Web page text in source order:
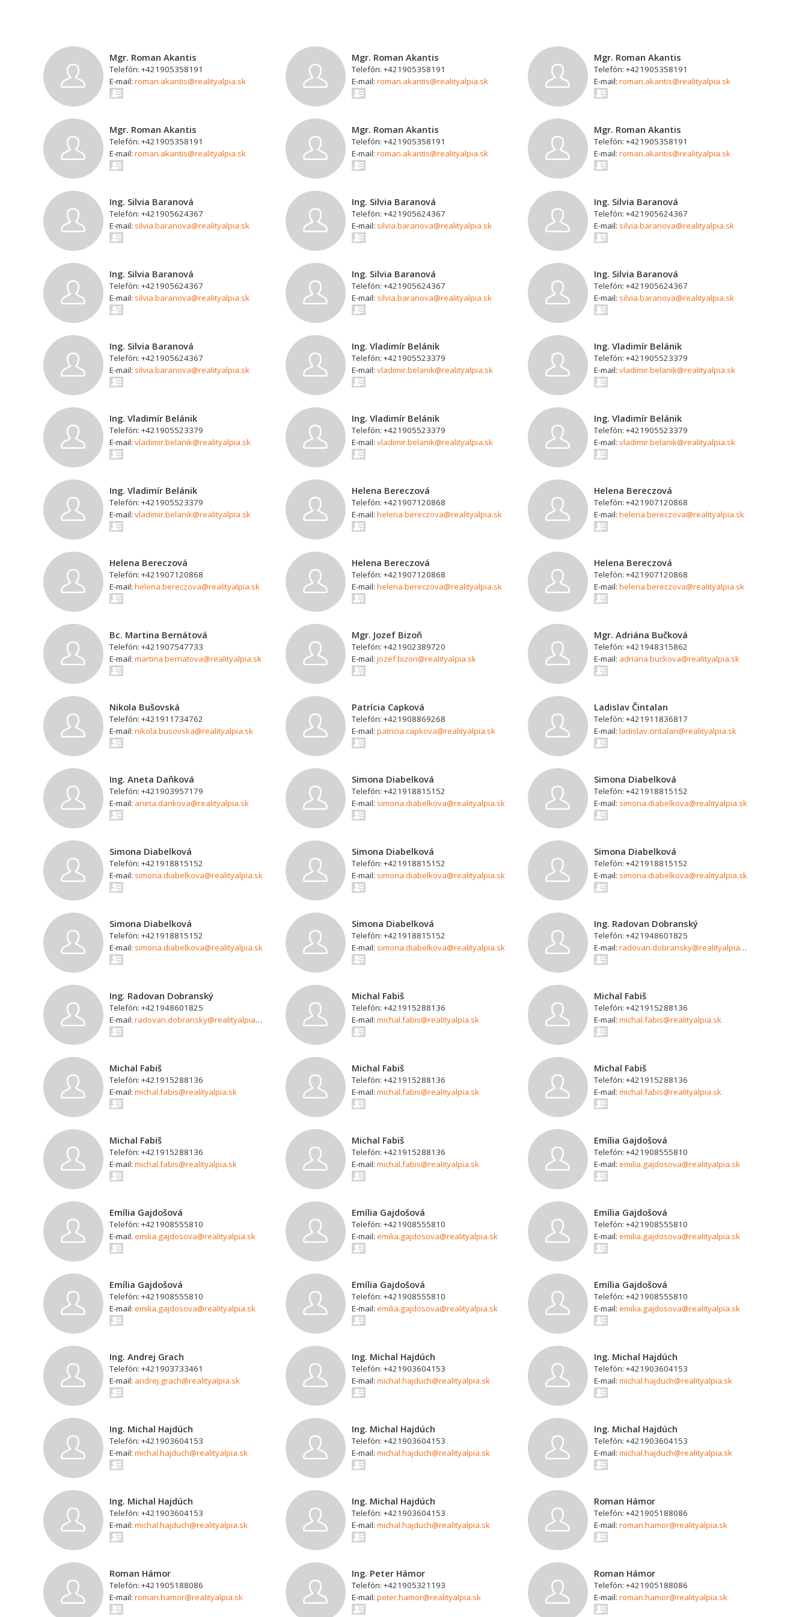
Mgr. Roman Akantis
Telefón: +421905358191
E-mail: roman.akantis@realityalpia.sk
Mgr. Roman Akantis
Telefón: +421905358191
E-mail:roman.akantis@realityalpia.sk
Mgr. Roman Akantis
Telefón: +421905358191
E-mail:roman.akantis@realityalpia.sk
Mgr. Roman Akantis
Telefón: +421905358191
E-mail: roman.akantis@realityalpia.sk
Mgr. Roman Akantis
Telefón: +421905358191
E-mail:roman.akantis@realityalpia.sk
Mgr. Roman Akantis
Telefón: +421905358191
E-mail:roman.akantis@realityalpia.sk
Ing. Silvia Baranová
Telefón: +421905624367
E-mail: silvia.baranova@realityalpia.sk
Ing. Silvia Baranová
Telefón: +421905624367
E-mail: silvia.baranova@realityalpia.sk
Ing. Silvia Baranová
Telefón: +421905624367
E-mail: silvia.baranova@realityalpia.sk
Ing. Silvia Baranová
Telefón: +421905624367
E-mail: silvia.baranova@realityalpia.sk
Ing. Silvia Baranová
Telefón: +421905624367
E-mail: silvia.baranova@realityalpia.sk
Ing. Silvia Baranová
Telefón: +421905624367
E-mail: silvia.baranova@realityalpia.sk
Ing. Silvia Baranová
Telefón: +421905624367
E-mail: silvia.baranova@realityalpia.sk
Ing. Vladimír Belánik
Telefón: +421905523379
E-mail:vladimir.belanik@realityalpia.sk
Ing. Vladimír Belánik
Telefón: +421905523379
E-mail:vladimir.belanik@realityalpia.sk
Ing. Vladimír Belánik
Telefón: +421905523379
E-mail: vladimir.belanik@realityalpia.sk
Ing. Vladimír Belánik
Telefón: +421905523379
E-mail:vladimir.belanik@realityalpia.sk
Ing. Vladimír Belánik
Telefón: +421905523379
E-mail:vladimir.belanik@realityalpia.sk
Ing. Vladimír Belánik
Telefón: +421905523379
E-mail: vladimir.belanik@realityalpia.sk
Helena Bereczová
Telefón: +421907120868
E-mail:helena.bereczova@realityalpia.sk
Helena Bereczová
Telefón: +421907120868
E-mail:helena.bereczova@realityalpia.sk
Helena Bereczová
Telefón: +421907120868
E-mail: helena.bereczova@realityalpia.sk
Helena Bereczová
Telefón: +421907120868
E-mail:helena.bereczova@realityalpia.sk
Helena Bereczová
Telefón: +421907120868
E-mail:helena.bereczova@realityalpia.sk
Bc. Martina Bernátová
Telefón: +421907547733
E-mail: martina.bernatova@realityalpia.sk
Mgr. Jozef Bizoň
Telefón: +421902389720
E-mail:jozef.bizon@realityalpia.sk
Mgr. Adriána Bučková
Telefón: +421948315862
E-mail: adriana.buckova@realityalpia.sk
Nikola Bušovská
Telefón: +421911734762
E-mail: nikola.busovska@realityalpia.sk
Patrícia Capková
Telefón: +421908869268
E-mail:patricia.capkova@realityalpia.sk
Ladislav Čintalan
Telefón: +421911836817
E-mail:ladislav.cintalan@realityalpia.sk
Ing. Aneta Daňková
Telefón: +421903957179
E-mail: aneta.dankova@realityalpia.sk
Simona Diabelková
Telefón: +421918815152
E-mail: simona.diabelkova@realityalpia.sk
Simona Diabelková
Telefón: +421918815152
E-mail: simona.diabelkova@realityalpia.sk
Simona Diabelková
Telefón: +421918815152
E-mail: simona.diabelkova@realityalpia.sk
Simona Diabelková
Telefón: +421918815152
E-mail: simona.diabelkova@realityalpia.sk
Simona Diabelková
Telefón: +421918815152
E-mail: simona.diabelkova@realityalpia.sk
Simona Diabelková
Telefón: +421918815152
E-mail: simona.diabelkova@realityalpia.sk
Simona Diabelková
Telefón: +421918815152
E-mail: simona.diabelkova@realityalpia.sk
Ing. Radovan Dobranský
Telefón: +421948601825
E-mail:radovan.dobransky@realityalpia.sk
Ing. Radovan Dobranský
Telefón: +421948601825
E-mail: radovan.dobransky@realityalpia.sk
Michal Fabiš
Telefón: +421915288136
E-mail:michal.fabis@realityalpia.sk
Michal Fabiš
Telefón: +421915288136
E-mail:michal.fabis@realityalpia.sk
Michal Fabiš
Telefón: +421915288136
E-mail: michal.fabis@realityalpia.sk
Michal Fabiš
Telefón: +421915288136
E-mail:michal.fabis@realityalpia.sk
Michal Fabiš
Telefón: +421915288136
E-mail:michal.fabis@realityalpia.sk
Michal Fabiš
Telefón: +421915288136
E-mail: michal.fabis@realityalpia.sk
Michal Fabiš
Telefón: +421915288136
E-mail:michal.fabis@realityalpia.sk
Emília Gajdošová
Telefón: +421908555810
E-mail:emilia.gajdosova@realityalpia.sk
Emília Gajdošová
Telefón: +421908555810
E-mail: emilia.gajdosova@realityalpia.sk
Emília Gajdošová
Telefón: +421908555810
E-mail:emilia.gajdosova@realityalpia.sk
Emília Gajdošová
Telefón: +421908555810
E-mail:emilia.gajdosova@realityalpia.sk
Emília Gajdošová
Telefón: +421908555810
E-mail: emilia.gajdosova@realityalpia.sk
Emília Gajdošová
Telefón: +421908555810
E-mail:emilia.gajdosova@realityalpia.sk
Emília Gajdošová
Telefón: +421908555810
E-mail:emilia.gajdosova@realityalpia.sk
Ing. Andrej Grach
Telefón: +421903733461
E-mail: andrej.grach@realityalpia.sk
Ing. Michal Hajdúch
Telefón: +421903604153
E-mail:michal.hajduch@realityalpia.sk
Ing. Michal Hajdúch
Telefón: +421903604153
E-mail:michal.hajduch@realityalpia.sk
Ing. Michal Hajdúch
Telefón: +421903604153
E-mail: michal.hajduch@realityalpia.sk
Ing. Michal Hajdúch
Telefón: +421903604153
E-mail:michal.hajduch@realityalpia.sk
Ing. Michal Hajdúch
Telefón: +421903604153
E-mail:michal.hajduch@realityalpia.sk
Ing. Michal Hajdúch
Telefón: +421903604153
E-mail: michal.hajduch@realityalpia.sk
Ing. Michal Hajdúch
Telefón: +421903604153
E-mail:michal.hajduch@realityalpia.sk
Roman Hámor
Telefón: +421905188086
E-mail:roman.hamor@realityalpia.sk
Roman Hámor
Telefón: +421905188086
E-mail: roman.hamor@realityalpia.sk
Ing. Peter Hámor
Telefón: +421905321193
E-mail:peter.hamor@realityalpia.sk
Roman Hámor
Telefón: +421905188086
E-mail:roman.hamor@realityalpia.sk